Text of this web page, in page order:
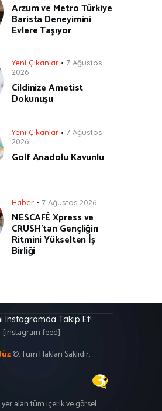
Arzum ve Metro Türkiye
Barista Deneyimini
Evlere Taşıyor
Yeni Çıkanlar
7 Ağustos
2026
Cildinize Ametist
Dokunuşu
Yeni Çıkanlar
7 Ağustos
2026
Golf Anadolu Kavunlu
Haber 7 Ağustos 2026
NESCAFÉ Xpress ve
CRUSH’tan Gençliğin
Ritmini Yükselten İş
Birliği
Instagramda Takip Et!
[instagram-feed]
©. Tüm Hakları Saklıdır.
alan tüm içerik ve görsel